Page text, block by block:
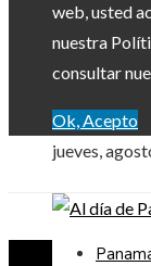
web, usted
nuestra
consultar
Ok, Acepto
jueves,